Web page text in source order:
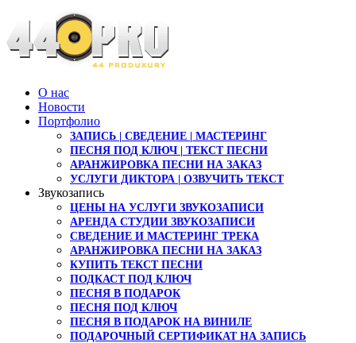
О нас
Новости
Портфолио
ЗАПИСЬ | СВЕДЕНИЕ | МАСТЕРИНГ
ПЕСНЯ ПОД КЛЮЧ | ТЕКСТ ПЕСНИ
АРАНЖИРОВКА ПЕСНИ НА ЗАКАЗ
УСЛУГИ ДИКТОРА | ОЗВУЧИТЬ ТЕКСТ
Звукозапись
ЦЕНЫ НА УСЛУГИ ЗВУКОЗАПИСИ
АРЕНДА СТУДИИ ЗВУКОЗАПИСИ
СВЕДЕНИЕ И МАСТЕРИНГ ТРЕКА
АРАНЖИРОВКА ПЕСНИ НА ЗАКАЗ
КУПИТЬ ТЕКСТ ПЕСНИ
ПОДКАСТ ПОД КЛЮЧ
ПЕСНЯ В ПОДАРОК
ПЕСНЯ ПОД КЛЮЧ
ПЕСНЯ В ПОДАРОК НА ВИНИЛЕ
ПОДАРОЧНЫЙ СЕРТИФИКАТ НА ЗАПИСЬ